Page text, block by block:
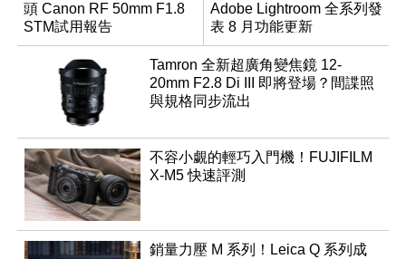
頭 Canon RF 50mm F1.8
STM試用報告
Adobe Lightroom 全系列發
表 8 月功能更新
Tamron 全新超廣角變焦鏡 12-
20mm F2.8 Di III 即將登場？間諜照
與規格同步流出
不容小覷的輕巧入門機！FUJIFILM
X-M5 快速評測
銷量力壓 M 系列！Leica Q 系列成